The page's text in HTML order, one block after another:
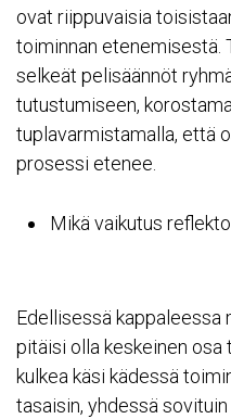
ovat riippuvaisia
toiminnan etenemisestä.
selkeät pelisäännöt
tutustumiseen,
tuplavarmistamalla, että
prosessi etenee.
Mikä vaikutus
Edellisessä
pitäisi olla keskeinen osa
kulkea käsi kädessä
tasaisin, yhdessä